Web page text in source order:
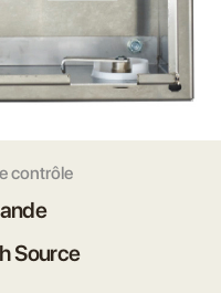
contrôle
Source